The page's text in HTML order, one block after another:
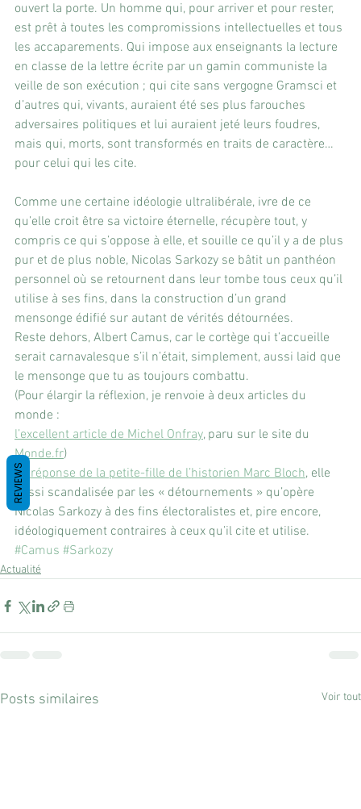
ouvert la porte. Un homme qui, pour arriver et pour rester,
est prêt à toutes les compromissions intellectuelles et tous
les accaparements. Qui impose aux enseignants la lecture
en classe de la lettre écrite par un gamin communiste la
veille de son exécution ; qui cite sans vergogne Gramsci et
d’autres qui, vivants, auraient été ses plus farouches
adversaires politiques et lui auraient jeté leurs foudres,
mais qui, morts, sont transformés en traits de caractère…
pour celui qui les cite.
Comme une certaine idéologie ultralibérale, ivre de ce
qu’elle croit être sa victoire éternelle, récupère tout, y
compris ce qui s’oppose à elle, et souille ce qu’il y a de plus
pur et de plus noble, Nicolas Sarkozy se bâtit un panthéon
personnel où se retournent dans leur tombe tous ceux qu’il
utilise à ses fins, dans la construction d’un grand
mensonge édifié sur autant de vérités détournées.
Reste dehors, Albert Camus, car le cortège qui t’accueille
serait carnavalesque s’il n’était, simplement, aussi laid que
le mensonge que tu as toujours combattu.
(Pour élargir la réflexion, je renvoie à deux articles du
monde :
l’excellent article de Michel Onfray, paru sur le site du
Monde.fr)
La réponse de la petite-fille de l’historien Marc Bloch, elle
aussi scandalisée par les « détournements » qu’opère
Nicolas Sarkozy à des fins électoralistes et, pire encore,
idéologiquement contraires à ceux qu’il cite et utilise.
#Camus #Sarkozy
Actualité
Posts similaires Voir tout
REVIEWS